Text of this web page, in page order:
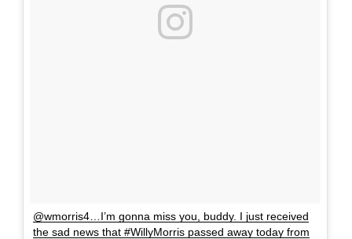
@wmorris4…I’m gonna miss you, buddy. I just received
the sad news that #WillyMorris passed away today from